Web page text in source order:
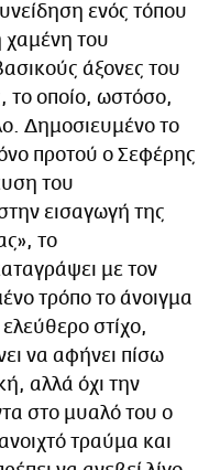
ενός τόπου
χαμένη του
άξονες του
το οποίο, ωστόσο,
Δημοσιευμένο το
προτού ο Σεφέρης
του
εισαγωγή της
το
με τον
τρόπο το άνοιγμα
στίχο,
να αφήνει πίσω
αλλά όχι την
στο μυαλό του ο
τραύμα και